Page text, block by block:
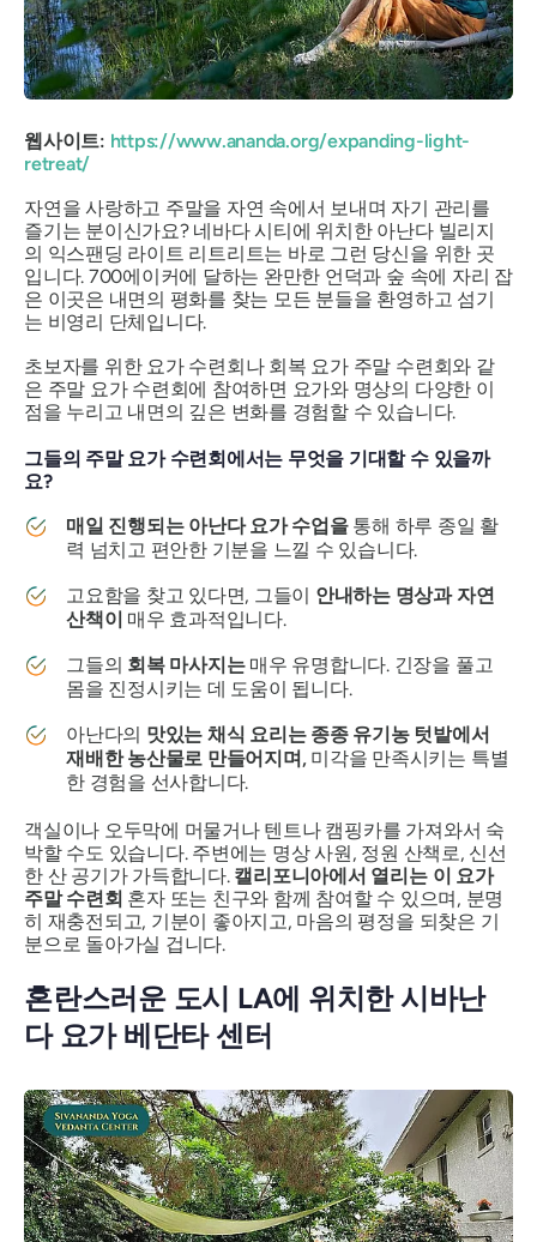
웹사이트: https://www.ananda.org/expanding-light-
retreat/
자연을 사랑하고 주말을 자연 속에서 보내며 자기 관리를
즐기는 분이신가요? 네바다 시티에 위치한 아난다 빌리지
의 익스팬딩 라이트 리트리트는 바로 그런 당신을 위한 곳
입니다. 700에이커에 달하는 완만한 언덕과 숲 속에 자리 잡
은 이곳은 내면의 평화를 찾는 모든 분들을 환영하고 섬기
는 비영리 단체입니다.
초보자를 위한 요가 수련회나 회복 요가 주말 수련회와 같
은 주말 요가 수련회에 참여하면 요가와 명상의 다양한 이
점을 누리고 내면의 깊은 변화를 경험할 수 있습니다.
그들의 주말 요가 수련회에서는 무엇을 기대할 수 있을까
요?
매일 진행되는 아난다 요가 수업을통해 하루 종일 활
력 넘치고 편안한 기분을 느낄 수 있습니다.
고요함을 찾고 있다면, 그들이 안내하는 명상과 자연
산책이 매우 효과적입니다.
그들의 회복 마사지는매우 유명합니다. 긴장을 풀고
몸을 진정시키는 데 도움이 됩니다.
아난다의 맛있는 채식 요리는 종종 유기농 텃밭에서
재배한 농산물로 만들어지며,미각을 만족시키는 특별
한 경험을 선사합니다.
객실이나 오두막에 머물거나 텐트나 캠핑카를 가져와서 숙
박할 수도 있습니다. 주변에는 명상 사원, 정원 산책로, 신선
한 산 공기가 가득합니다. 캘리포니아에서 열리는 이 요가
주말 수련회 혼자 또는 친구와 함께 참여할 수 있으며, 분명
히 재충전되고, 기분이 좋아지고, 마음의 평정을 되찾은 기
분으로 돌아가실 겁니다.
혼란스러운 도시 LA에 위치한 시바난
다 요가 베단타 센터